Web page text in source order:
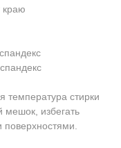
краю
температура стирки
избегать
поверхностями.